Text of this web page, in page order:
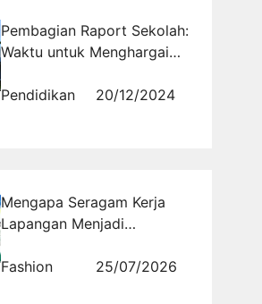
Pembagian Raport Sekolah:
Waktu untuk Menghargai
Pendidikan
20/12/2024
Mengapa Seragam Kerja
Lapangan Menjadi
Fashion
25/07/2026